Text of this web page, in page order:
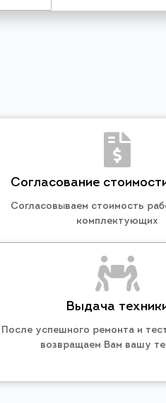
Согласование
Согласовываем стоимость
комплектующих
Выдача
После успешного ремонта и
возвращаем Вам вашу